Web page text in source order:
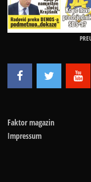
Faktor magazin
Impressum